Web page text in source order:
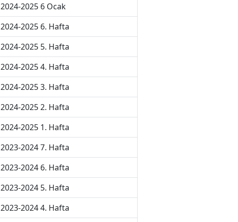
2024-2025 6 Ocak
2024-2025 6. Hafta
2024-2025 5. Hafta
2024-2025 4. Hafta
2024-2025 3. Hafta
2024-2025 2. Hafta
2024-2025 1. Hafta
2023-2024 7. Hafta
2023-2024 6. Hafta
2023-2024 5. Hafta
2023-2024 4. Hafta